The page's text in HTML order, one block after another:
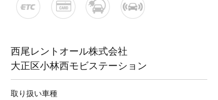
西尾レントオール株式会社
大正区小林西モビステーション
取り扱い車種